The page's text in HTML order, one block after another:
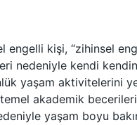
engelli kişi, “zihinsel
nedeniyle kendi
yaşam aktivitelerini
akademik becerileri
yaşam boyu